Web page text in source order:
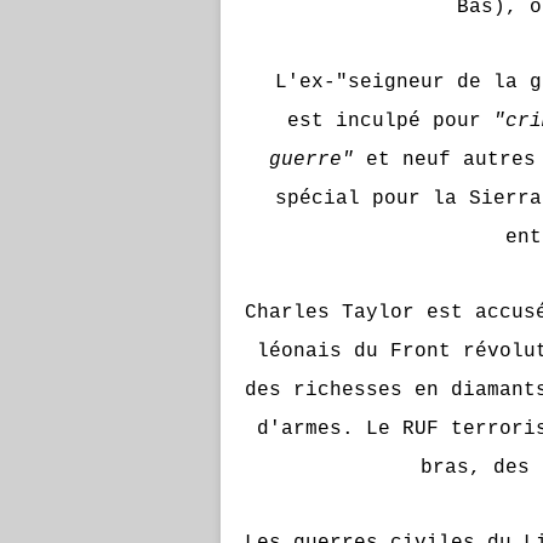
Bas),
L'ex-"seigneur de la
est inculpé pour
guerre" et neuf
spécial pour la Sierra
Charles Taylor est
léonais du Front
des richesses en
d'armes. Le RUF
bras,